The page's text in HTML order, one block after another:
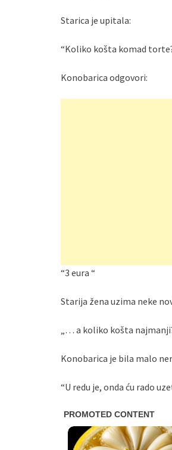
Starica je upitala:
“Koliko košta komad
Konobarica odgovori:
“3 eura “
Starija žena uzima neke
„… a koliko košta
Konobarica je bila malo
“U redu je, onda ću rado